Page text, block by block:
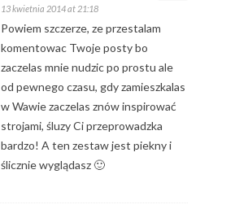
13 kwietnia 2014 at 21:18
Powiem szczerze, ze przestalam
komentowac Twoje posty bo
zaczelas mnie nudzic po prostu ale
od pewnego czasu, gdy zamieszkalas
w Wawie zaczelas znów inspirować
strojami, śluzy Ci przeprowadzka
bardzo! A ten zestaw jest piekny i
ślicznie wyglądasz 🙂